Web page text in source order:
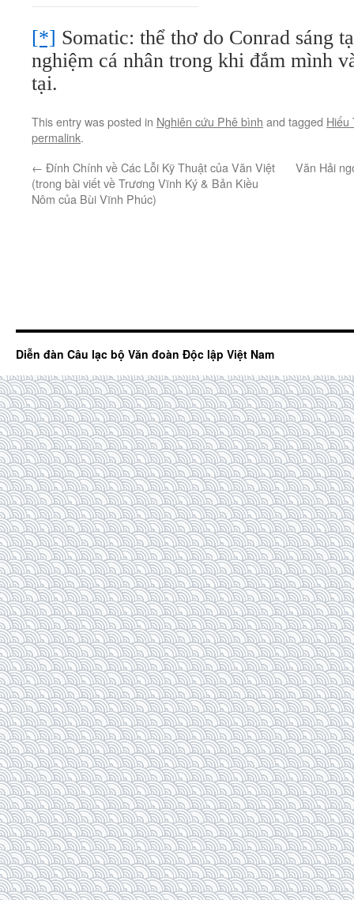
[*] Somatic: thể thơ do Conrad sáng
nghiệm cá nhân trong khi đắm mình
tại.
This entry was posted in Nghiên cứu Phê bình and tagged Hiếu
permalink.
← Đính Chính về Các Lỗi Kỹ Thuật của Văn Việt
(trong bài viết về Trương Vĩnh Ký & Bản Kiều
Nôm của Bùi Vĩnh Phúc)
Văn Hải
Diễn đàn Câu lạc bộ Văn đoàn Độc lập Việt Nam